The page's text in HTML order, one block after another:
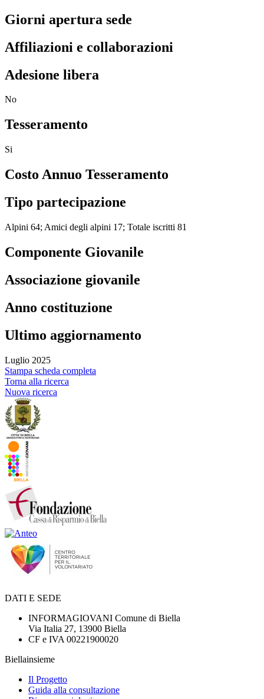
Giorni apertura sede
Affiliazioni e collaborazioni
Adesione libera
No
Tesseramento
Si
Costo Annuo Tesseramento
Tipo partecipazione
Alpini 64; Amici degli alpini 17; Totale iscritti 81
Componente Giovanile
Associazione giovanile
Anno costituzione
Ultimo aggiornamento
Luglio 2025
Stampa scheda completa
Torna alla ricerca
Nuova ricerca
DATI E SEDE
INFORMAGIOVANI Comune di Biella
Via Italia 27, 13900 Biella
CF e IVA 00221900020
Biellainsieme
Il Progetto
Guida alla consultazione